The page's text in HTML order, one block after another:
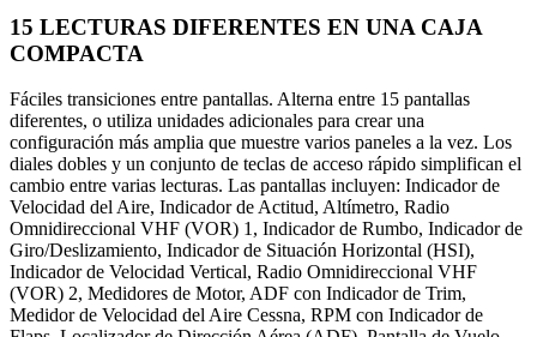
15 LECTURAS DIFERENTES EN UNA CAJA
COMPACTA
Fáciles transiciones entre pantallas. Alterna entre 15 pantallas
diferentes, o utiliza unidades adicionales para crear una
configuración más amplia que muestre varios paneles a la vez. Los
diales dobles y un conjunto de teclas de acceso rápido simplifican el
cambio entre varias lecturas. Las pantallas incluyen: Indicador de
Velocidad del Aire, Indicador de Actitud, Altímetro, Radio
Omnidireccional VHF (VOR) 1, Indicador de Rumbo, Indicador de
Giro/Deslizamiento, Indicador de Situación Horizontal (HSI),
Indicador de Velocidad Vertical, Radio Omnidireccional VHF
(VOR) 2, Medidores de Motor, ADF con Indicador de Trim,
Medidor de Velocidad del Aire Cessna, RPM con Indicador de